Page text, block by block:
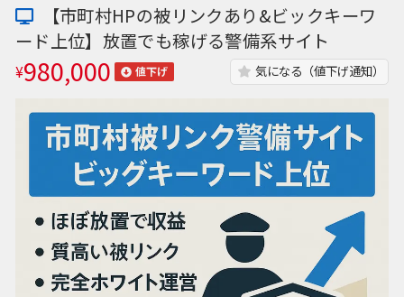
【市町村HPの被リンクあり&ビックキーワ
ード上位】放置でも稼げる警備系サイト
¥980,000 値下げ 気になる（値下げ通知）